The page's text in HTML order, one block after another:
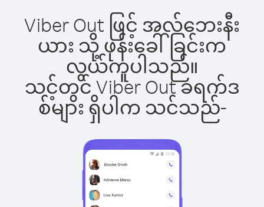
Viber Out ဖြင့် အလ်ဘေးနီး
ယား သို့ ဖုန်းခေါ်ခြင်းက
လွယ်ကူပါသည်။
သင့်တွင် Viber Out ခရက်ဒ
စ်များ ရှိပါက သင်သည်-